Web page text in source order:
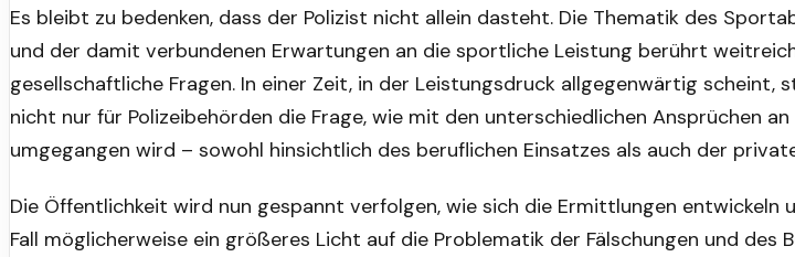
Es bleibt zu bedenken, dass der Polizist nicht allein dasteht. Die Thematik des
und der damit verbundenen Erwartungen an die sportliche Leistung berührt
gesellschaftliche Fragen. In einer Zeit, in der Leistungsdruck allgegenwärtig scheint,
nicht nur für Polizeibehörden die Frage, wie mit den unterschiedlichen Ansprüchen
umgegangen wird – sowohl hinsichtlich des beruflichen Einsatzes als auch der
Die Öffentlichkeit wird nun gespannt verfolgen, wie sich die Ermittlungen entwickeln
Fall möglicherweise ein größeres Licht auf die Problematik der Fälschungen und des